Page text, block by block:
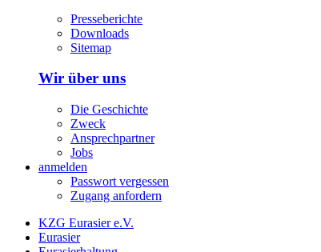
Presseberichte
Downloads
Sitemap
Wir über uns
Die Geschichte
Zweck
Ansprechpartner
Jobs
anmelden
Passwort vergessen
Zugang anfordern
KZG Eurasier e.V.
Eurasier